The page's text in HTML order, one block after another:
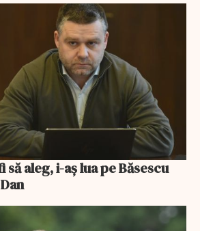
să aleg, i-aș lua pe Băsescu